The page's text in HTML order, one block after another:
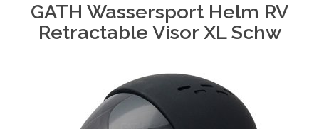
GATH Wassersport Helm RV
Retractable Visor XL Schw